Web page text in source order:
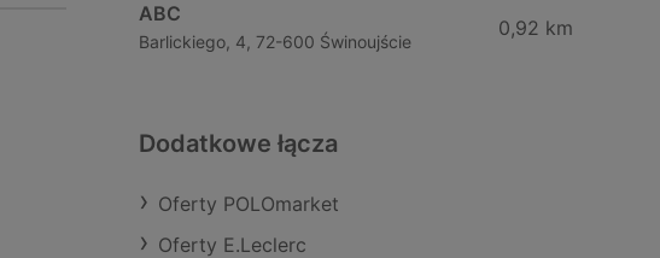
ABC
Barlickiego, 4, 72-600 Świnoujście
0,92 km
Dodatkowe łącza
Oferty POLOmarket
Oferty E.Leclerc